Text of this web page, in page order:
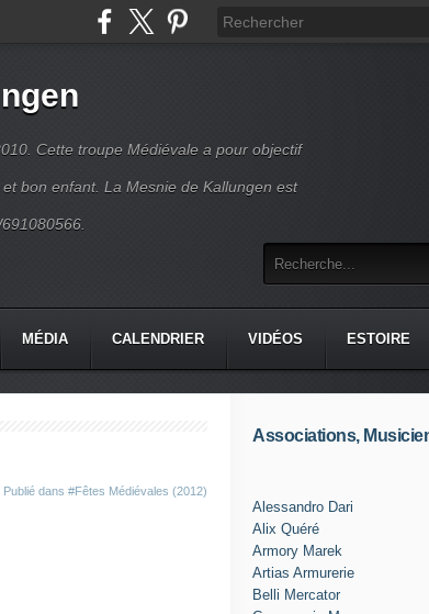
Cette troupe Médiévale a pour objectif
bon enfant. La Mesnie de Kallungen est
MÉDIA CALENDRIER VIDÉOS ESTOIRE
Publié dans #Fêtes Médiévales (2012)
Associations,
Alessandro Dari
Alix Quéré
Armory Marek
Artias Armurerie
Belli Mercator